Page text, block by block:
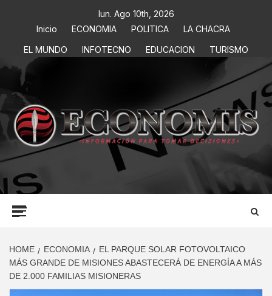
lun. Ago 10th, 2026
Inicio
ECONOMIA POLITICA
LA CHACRA
EL MUNDO
INFOTECNO EDUCACION TURISMO
ECONOMIS
INFORMACIÓN PARA TOMAR DECISIONES
HOME ECONOMIA
EL PARQUE SOLAR FOTOVOLTAICO
MÁS GRANDE DE MISIONES ABASTECERÁ DE ENERGÍA A MÁS
DE 2.000 FAMILIAS MISIONERAS